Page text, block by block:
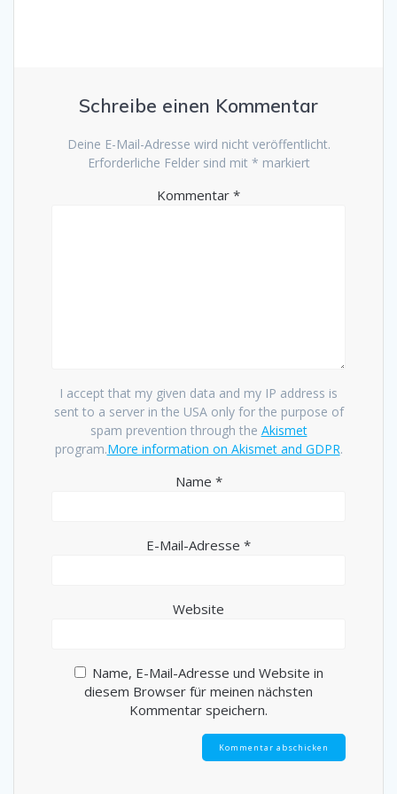
Schreibe einen Kommentar
Deine E-Mail-Adresse wird nicht veröffentlicht.
Erforderliche Felder sind mit * markiert
Kommentar *
I accept that my given data and my IP address is
sent to a server in the USA only for the purpose of
spam prevention through the Akismet
program.More information on Akismet and GDPR.
Name *
E-Mail-Adresse *
Website
Name, E-Mail-Adresse und Website in
diesem Browser für meinen nächsten
Kommentar speichern.